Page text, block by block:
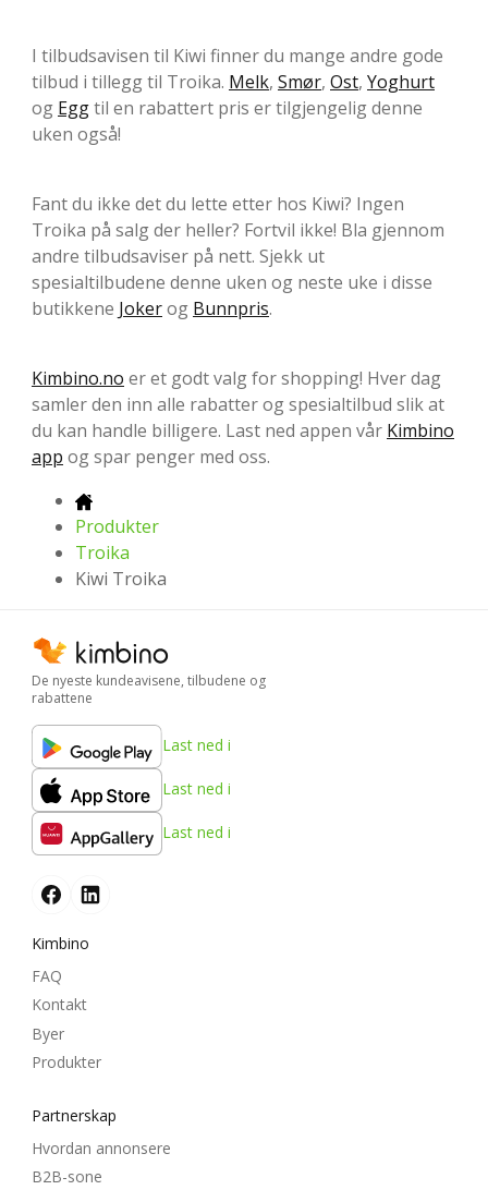
I tilbudsavisen til Kiwi finner du mange andre gode
tilbud i tillegg til Troika. Melk, Smør, Ost, Yoghurt
og Eggtil en rabattert pris er tilgjengelig denne
uken også!
Fant du ikke det du lette etter hos Kiwi? Ingen
Troika på salg der heller? Fortvil ikke! Bla gjennom
andre tilbudsaviser på nett. Sjekk ut
spesialtilbudene denne uken og neste uke i disse
butikkene Jokerog Bunnpris.
Kimbino.no er et godt valg for shopping! Hver dag
samler den inn alle rabatter og spesialtilbud slik at
du kan handle billigere. Last ned appen vår Kimbino
app og spar penger med oss.
Produkter
Troika
Kiwi Troika
De nyeste kundeavisene, tilbudene og
rabattene
Last ned i
Last ned i
Last ned i
Kimbino
FAQ
Kontakt
Byer
Produkter
Partnerskap
Hvordan annonsere
B2B-sone